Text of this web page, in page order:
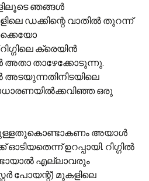
ഞങ്ങള്‍
ഡക്കിന്റെ വാതില്‍ തുറന്ന്
ക്രെയിന്‍
അതാ താഴേക്കോടുന്നു.
ഒരു
അയാള്‍
ഉറപ്പായി. റിഗ്ഗില്‍
എല്ലാവരും
പോയന്റ്) മുകളിലെ